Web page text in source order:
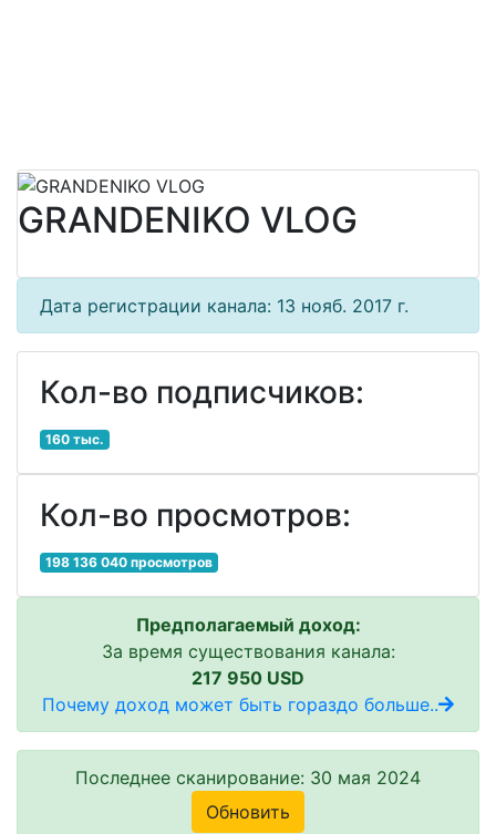
GRANDENIKO VLOG
Дата регистрации канала: 13 нояб. 2017 г.
Кол-во подписчиков:
160 тыс.
Кол-во просмотров:
198 136 040 просмотров
Предполагаемый доход:
За время существования канала:
217 950 USD
Почему доход может быть гораздо больше..
Последнее сканирование: 30 мая 2024
Обновить